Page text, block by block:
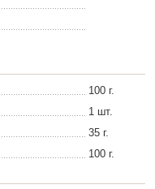
100 г.
1 шт.
35 г.
100 г.